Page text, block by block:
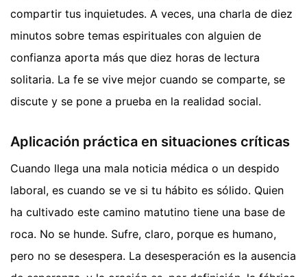
compartir tus inquietudes. A veces, una charla de diez
minutos sobre temas espirituales con alguien de
confianza aporta más que diez horas de lectura
solitaria. La fe se vive mejor cuando se comparte, se
discute y se pone a prueba en la realidad social.
Aplicación práctica en situaciones críticas
Cuando llega una mala noticia médica o un despido
laboral, es cuando se ve si tu hábito es sólido. Quien
ha cultivado este camino matutino tiene una base de
roca. No se hunde. Sufre, claro, porque es humano,
pero no se desespera. La desesperación es la ausencia